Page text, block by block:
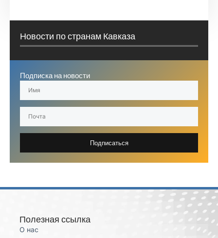
Новости по странам Кавказа
Подписка на новости
Подписаться
Полезная ссылка
О нас